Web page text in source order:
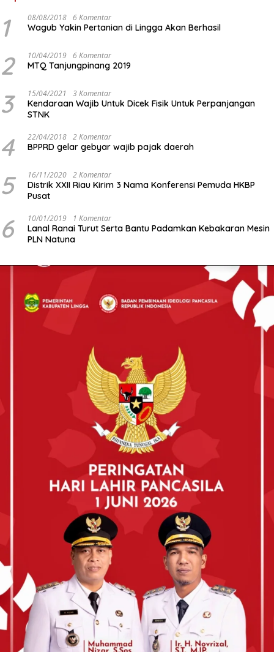
1 08/08/2018 6 Komentar
Wagub Yakin Pertanian di Lingga Akan Berhasil
2 10/04/2019 6 Komentar
MTQ Tanjungpinang 2019
3 15/04/2021 3 Komentar
Kendaraan Wajib Untuk Dicek Fisik Untuk Perpanjangan
STNK
4 22/04/2018 2 Komentar
BPPRD gelar gebyar wajib pajak daerah
5 16/11/2020 2 Komentar
Distrik XXII Riau Kirim 3 Nama Konferensi Pemuda HKBP
Pusat
6 10/01/2019 1 Komentar
Lanal Ranai Turut Serta Bantu Padamkan Kebakaran Mesin
PLN Natuna